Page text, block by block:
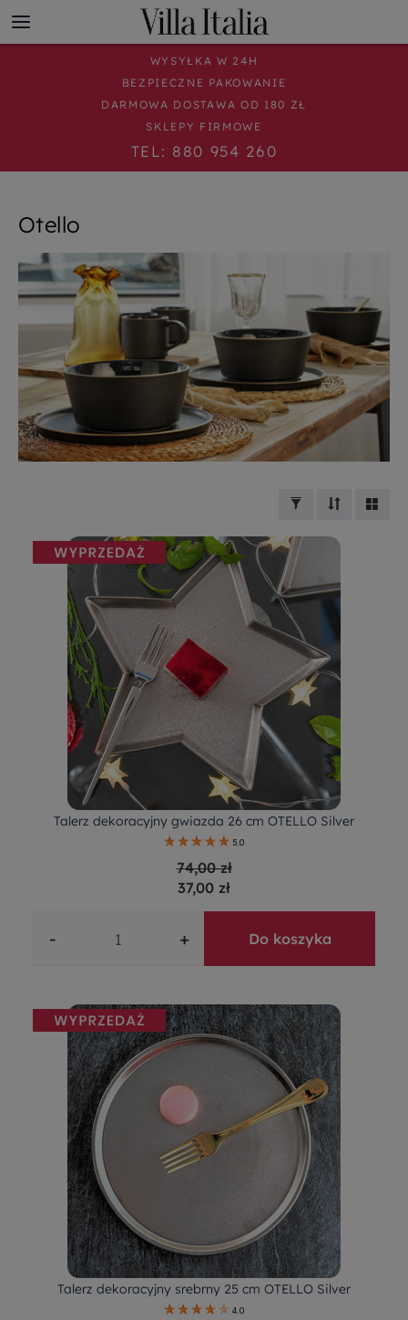
WYSYŁKA W 24H
BEZPIECZNE PAKOWANIE
DARMOWA DOSTAWA OD 180 ZŁ
SKLEPY FIRMOWE
TEL: 880 954 260
Otello
Talerz dekoracyjny gwiazda 26 cm OTELLO Silver
5.0
74,00 zł
37,00 zł
- + Do koszyka
Talerz dekoracyjny srebrny 25 cm OTELLO Silver
4.0